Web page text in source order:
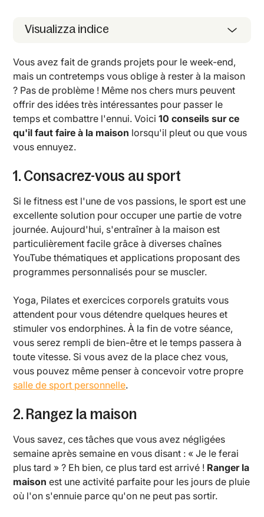
Visualizza indice
Vous avez fait de grands projets pour le week-end,
mais un contretemps vous oblige à rester à la maison
? Pas de problème ! Même nos chers murs peuvent
offrir des idées très intéressantes pour passer le
temps et combattre l'ennui. Voici10 conseils sur ce
qu'il faut faire à la maison lorsqu'il pleut ou que vous
vous ennuyez.
1. Consacrez-vous au sport
Si le fitness est l'une de vos passions, le sport est une
excellente solution pour occuper une partie de votre
journée. Aujourd'hui, s'entraîner à la maison est
particulièrement facile grâce à diverses chaînes
YouTube thématiques et applications proposant des
programmes personnalisés pour se muscler.
Yoga, Pilates et exercices corporels gratuits vous
attendent pour vous détendre quelques heures et
stimuler vos endorphines. À la fin de votre séance,
vous serez rempli de bien-être et le temps passera à
toute vitesse. Si vous avez de la place chez vous,
vous pouvez même penser à concevoir votre propre
salle de sport personnelle.
2. Rangez la maison
Vous savez, ces tâches que vous avez négligées
semaine après semaine en vous disant : « Je le ferai
plus tard » ? Eh bien, ce plus tard est arrivé ! Ranger la
maison est une activité parfaite pour les jours de pluie
où l'on s'ennuie parce qu'on ne peut pas sortir.